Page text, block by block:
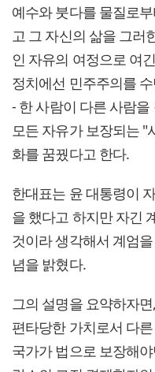
예수와 붓다를 물질로
고 그 자신의 삶을 그러
인 자유의 여정으로 여
정치에선 민주주의를
- 한 사람이 다른 사람
모든 자유가 보장되는
화를 꿈꿨다고 한다.
한대표는 윤 대통령이
을 했다고 하지만 자긴
것이라 생각해서 계엄
념을 밝혔다.
그의 설명을 요약하자
편타당한 가치로서 다
국가가 법으로 보장해